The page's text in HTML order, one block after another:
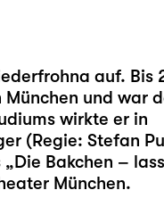
auf. Bis
und war
wirkte er in
(Regie: Stefan
Bakchen –
München.